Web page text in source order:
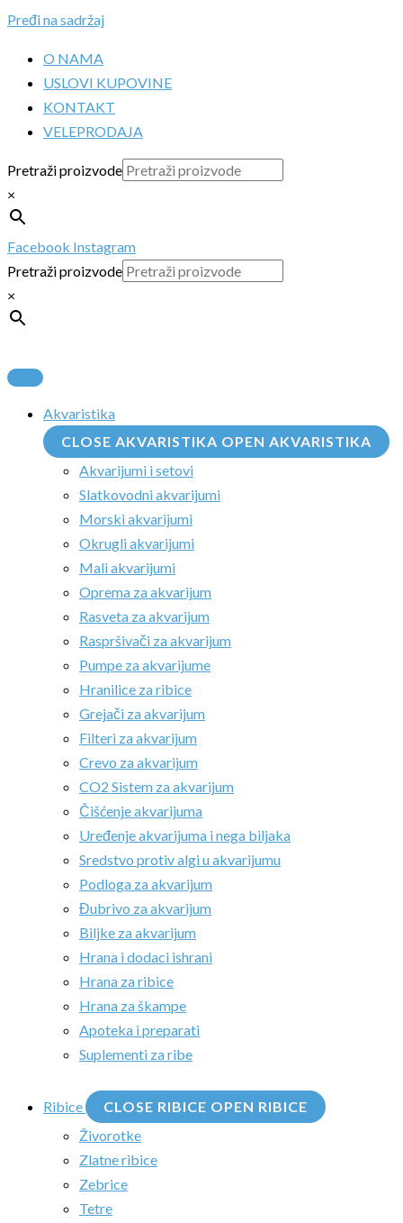
Pređi na sadržaj
O NAMA
USLOVI KUPOVINE
KONTAKT
VELEPRODAJA
Pretraži proizvode
×
Facebook Instagram
Pretraži proizvode
×
Akvaristika
CLOSE AKVARISTIKA OPEN AKVARISTIKA
Akvarijumi i setovi
Slatkovodni akvarijumi
Morski akvarijumi
Okrugli akvarijumi
Mali akvarijumi
Oprema za akvarijum
Rasveta za akvarijum
Raspršivači za akvarijum
Pumpe za akvarijume
Hranilice za ribice
Grejači za akvarijum
Filteri za akvarijum
Crevo za akvarijum
CO2 Sistem za akvarijum
Čišćenje akvarijuma
Uređenje akvarijuma i nega biljaka
Sredstvo protiv algi u akvarijumu
Podloga za akvarijum
Đubrivo za akvarijum
Biljke za akvarijum
Hrana i dodaci ishrani
Hrana za ribice
Hrana za škampe
Apoteka i preparati
Suplementi za ribe
Ribice CLOSE RIBICE OPEN RIBICE
Živorotke
Zlatne ribice
Zebrice
Tetre